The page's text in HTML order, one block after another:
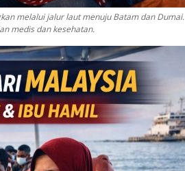
melalui jalur laut menuju Batam dan Dumai.
medis dan kesehatan.